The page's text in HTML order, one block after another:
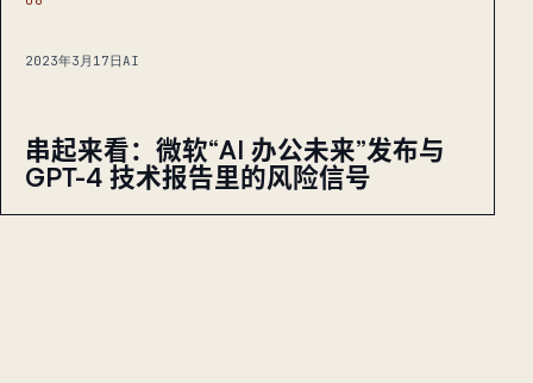
2023年3月17日 AI
串起来看：微软“AI 办公未来”发布与
GPT-4 技术报告里的风险信号